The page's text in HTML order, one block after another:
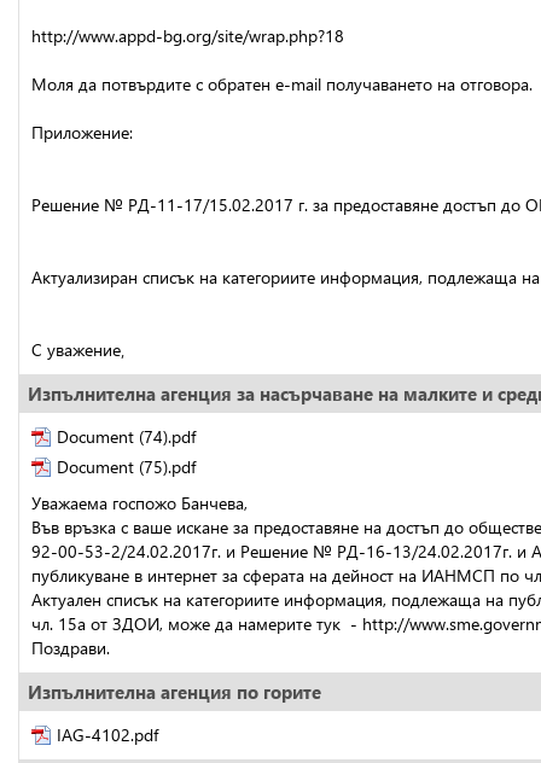
http://www.appd-bg.org/site/wrap.php?18
Моля да потвърдите с обратен е-mail получаването на отговора.
Приложение:
Решение № РД-11-17/15.02.2017 г. за предоставяне достъп до
Актуализиран списък на категориите информация, подлежаща
С уважение‚
Изпълнителна агенция за насърчаване на малките и
Document (74).pdf
Document (75).pdf
Уважаема госпожо Банчева,
Във връзка с ваше искане за предоставяне на достъп до
92-00-53-2/24.02.2017г. и Решение № РД-16-13/24.02.2017г. и
публикуване в интернет за сферата на дейност на ИАНМСП по
Актуален списък на категориите информация, подлежаща на
чл. 15а от ЗДОИ, може да намерите тук  - http://
Поздрави.
Изпълнителна агенция по горите
IAG-4102.pdf